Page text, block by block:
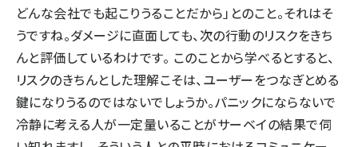
どんな会社でも起こりうることだから」とのこと。それはそ
うですね。ダメージに直面しても、次の行動のリスクをきち
んと評価しているわけです。 このことから学べるとすると、
リスクのきちんとした理解こそは、ユーザーをつなぎとめる
鍵になりうるのではないでしょうか。パニックにならないで
冷静に考える人が一定量いることがサーベイの結果で伺